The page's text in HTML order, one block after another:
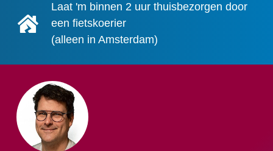
Laat 'm binnen 2 uur thuisbezorgen door
een fietskoerier
(alleen in Amsterdam)